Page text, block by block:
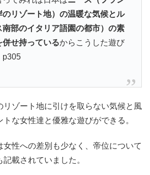
のリゾート地）の温暖な気候とル
南部のイタリア語園の都市）の素
併せ持っているからこうした遊び
p305
リゾート地に引けを取らない気候と風
な女性達と優雅な遊びができる。
女性への差別も少なく、帝位について
載されていました。